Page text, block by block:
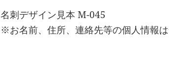
名刺デザイン見本 M-045
※お名前、住所、連絡先等の個人情報